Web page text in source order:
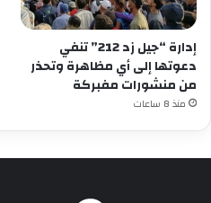
إدارة “جيل زد 212” تنفي
دعوتها إلى أي مظاهرة وتحذر
من منشورات مفبركة
منذ 8 ساعات